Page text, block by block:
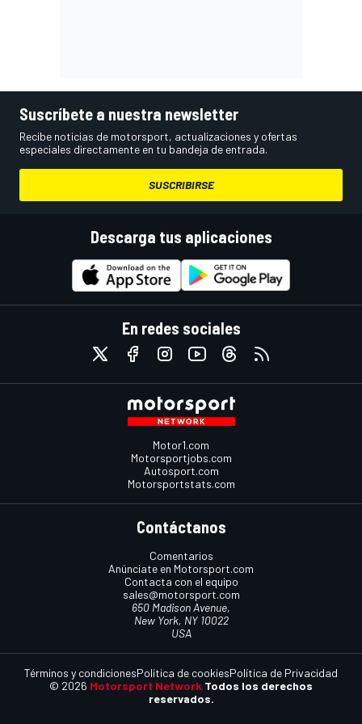
Suscríbete a nuestra newsletter
Recibe noticias de motorsport, actualizaciones y ofertas
especiales directamente en tu bandeja de entrada.
SUSCRIBIRSE
Descarga tus aplicaciones
En redes sociales
Motor1.com
Motorsportjobs.com
Autosport.com
Motorsportstats.com
Contáctanos
Comentarios
Anúnciate en Motorsport.com
Contacta con el equipo
sales@motorsport.com
650 Madison Avenue,
New York, NY 10022
USA
© 2026 Motorsport Network Todos los derechos
reservados.
Términos y condicionesPolítica de cookiesPolítica de Privacidad